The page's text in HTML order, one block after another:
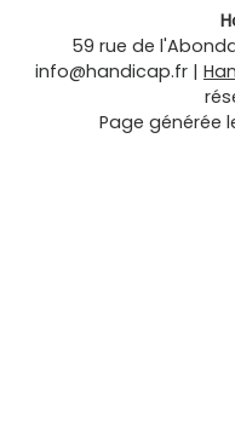
59 rue de
info@handicap.fr |
Page générée